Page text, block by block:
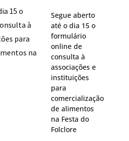
Segue aberto
até o dia 15 o
formulário
online de
consulta à
associações e
instituições
para
comercialização
de alimentos
na Festa do
Folclore